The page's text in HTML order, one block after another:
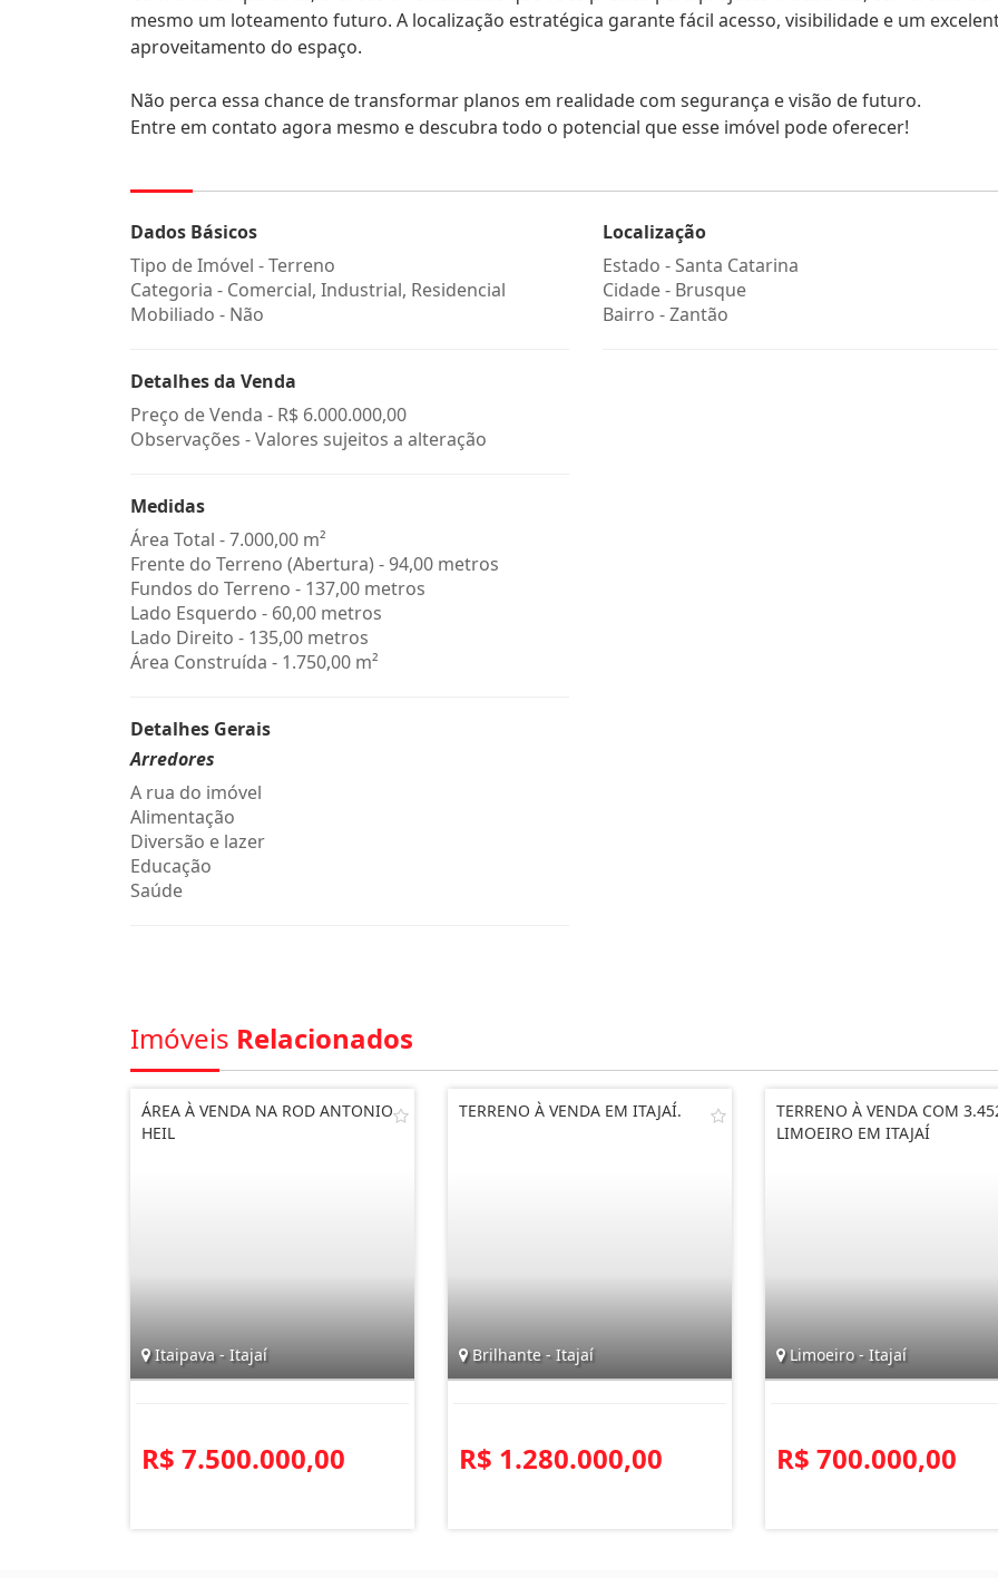
mesmo um loteamento futuro. A localização estratégica garante fácil acesso, visibilidade e um
aproveitamento do espaço.
Não perca essa chance de transformar planos em realidade com segurança e visão de futuro.
Entre em contato agora mesmo e descubra todo o potencial que esse imóvel pode oferecer!
Dados Básicos
Tipo de Imóvel - Terreno
Categoria - Comercial, Industrial, Residencial
Mobiliado - Não
Detalhes da Venda
Preço de Venda - R$ 6.000.000,00
Observações - Valores sujeitos a alteração
Medidas
Área Total - 7.000,00 m²
Frente do Terreno (Abertura) - 94,00 metros
Fundos do Terreno - 137,00 metros
Lado Esquerdo - 60,00 metros
Lado Direito - 135,00 metros
Área Construída - 1.750,00 m²
Detalhes Gerais
Arredores
A rua do imóvel
Alimentação
Diversão e lazer
Educação
Saúde
Localização
Estado -Santa Catarina
Cidade - Brusque
Bairro -Zantão
Imóveis Relacionados
ÁREA À VENDA NA ROD ANTONIO
HEIL
Itaipava - Itajaí
R$ 7.500.000,00
TERRENO À VENDA EM ITAJAÍ.
Brilhante - Itajaí
R$ 1.280.000,00
TERRENO À VENDA COM
LIMOEIRO EM ITAJAÍ
Limoeiro - Itajaí
R$ 700.000,00